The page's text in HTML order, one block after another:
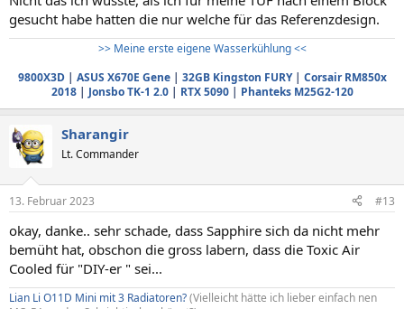
gesucht habe hatten die nur welche für das Referenzdesign.
>> Meine erste eigene Wasserkühlung <<
9800X3D| ASUS X670E Gene| 32GB Kingston FURY| Corsair RM850x
2018| Jonsbo TK-1 2.0| RTX 5090| Phanteks M25G2-120
Sharangir
Lt. Commander
13. Februar 2023 #13
okay, danke.. sehr schade, dass Sapphire sich da nicht mehr
bemüht hat, obschon die gross labern, dass die Toxic Air
Cooled für "DIY-er " sei...
Lian Li O11D Mini mit 3 Radiatoren?(Vielleicht hätte ich lieber einfach nen